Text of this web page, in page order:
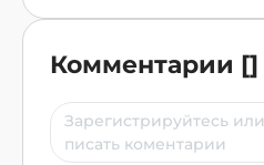
Комментарии []